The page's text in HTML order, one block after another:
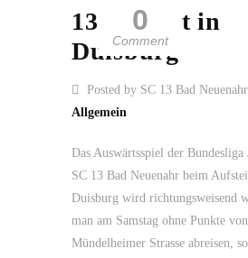
0
Comment
13 gastiert in
Duisburg
Posted by SC 13 Bad Neuenahr
Allgemein
Das Auswärtsspiel der Bundesliga
SC 13 Bad Neuenahr beim
Duisburg wird richtungsweisend
man am Samstag ohne Punkte
Mündelheimer Strasse abreisen,